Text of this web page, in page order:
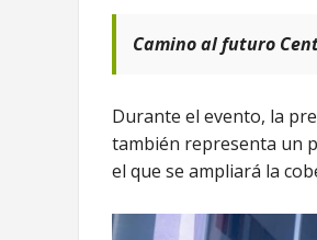
Camino al futuro
Durante el evento, la
también representa un
el que se ampliará la